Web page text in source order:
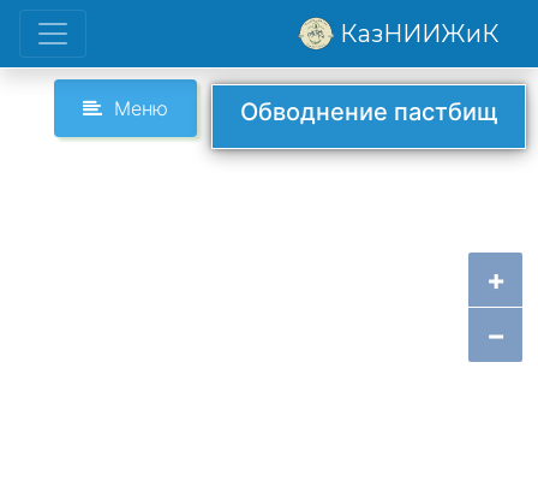
КазНИИЖиК
Меню
+
−
Обводнение пастбищ